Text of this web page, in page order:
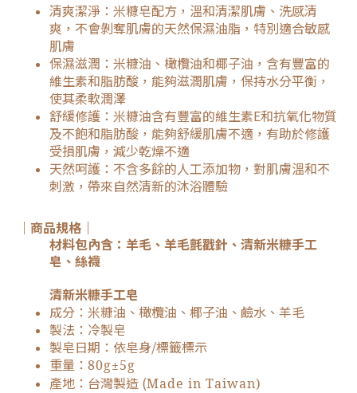
清爽潔淨： 米糠皂配方，溫和清潔肌膚、洗感清
爽，不會剝奪肌膚的天然保濕油脂，特別適合敏感
肌膚
保濕滋潤：米糠油、橄欖油和椰子油，含有豐富的
維生素和脂肪酸，能夠滋潤肌膚， 保持水分平衡，
使其柔軟潤澤
舒緩修護：米糠油含有豐富的維生素E和抗氧化物質
及不飽和脂肪酸，能夠舒緩肌膚不適，有助於修護
受損肌膚，減少乾燥不適
天然呵護：不含多餘的人工添加物，對肌膚溫和不
刺激，帶來自然清新的沐浴體驗
｜商品規格｜
材料包內含：羊毛、羊毛氈戳針、清新米糠手工
皂、絲襪
清新米糠手工皂
成分：米糠油、橄欖油、椰子油、鹼水 、羊毛
製法：冷製皂
製皂日期：依皂身/標籤標示
重量： 80g±5g
產地：台灣製造 (Made in Taiwan)